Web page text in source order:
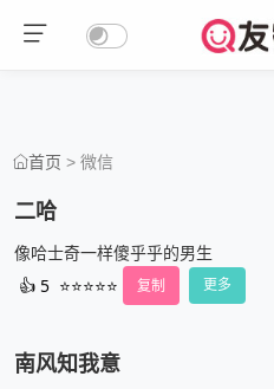
首页 > 微信
二哈
像哈士奇一样傻乎乎的男生
👍 5 ⭐⭐⭐⭐⭐ 复制 更多
南风知我意